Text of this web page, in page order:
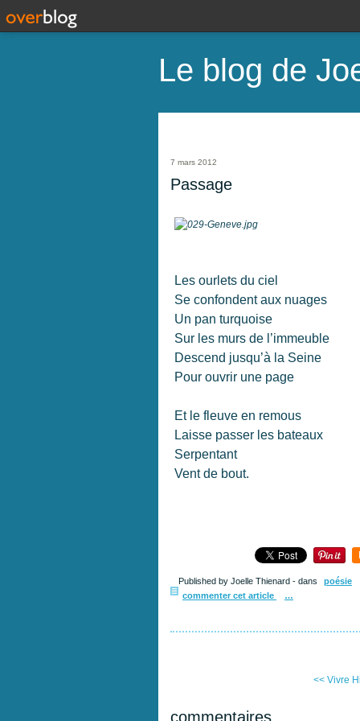
Le blog de
7 mars 2012
Passage
Les ourlets du ciel
Se confondent aux nuages
Un pan turquoise
Sur les murs de l’immeuble
Descend jusqu’à la Seine
Pour ouvrir une page
Et le fleuve en remous
Laisse passer les bateaux
Serpentant
Vent de bout.
Published by Joelle Thienard - dans
poésie
commenter cet article
…
<< Vivre
commentaires